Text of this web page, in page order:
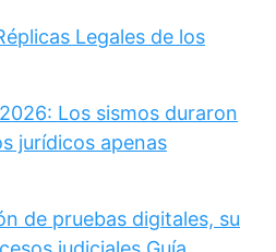
Legales de los
Los sismos duraron
jurídicos apenas
de pruebas digitales, su